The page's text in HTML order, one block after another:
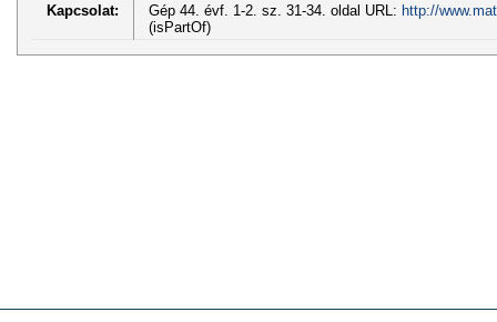
Kapcsolat:
Gép 44. évf. 1-2. sz. 31-34. oldal URL: http://
(isPartOf)